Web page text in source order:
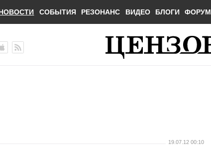
СОБЫТИЯ РЕЗОНАНС ВИДЕО БЛОГИ ФОРУМ
19.07.12 00:10